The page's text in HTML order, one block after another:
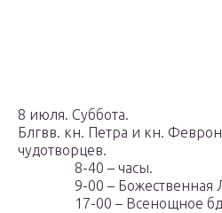
8 июля. Суббота.
Блгвв. кн. Петра и кн.
чудотворцев.
8-40 – часы.
9-00 – Божественная
17-00 – Всенощное